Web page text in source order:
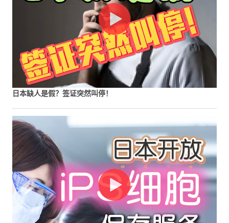
日本缺人是假？签证突然叫停！